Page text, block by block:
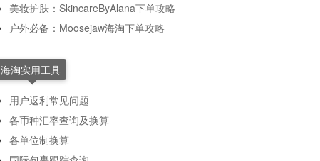
美妆护肤：SkincareByAlana下单攻略
户外必备：Moosejaw海淘下单攻略
海淘实用工具
用户返利常见问题
各币种汇率查询及换算
各单位制换算